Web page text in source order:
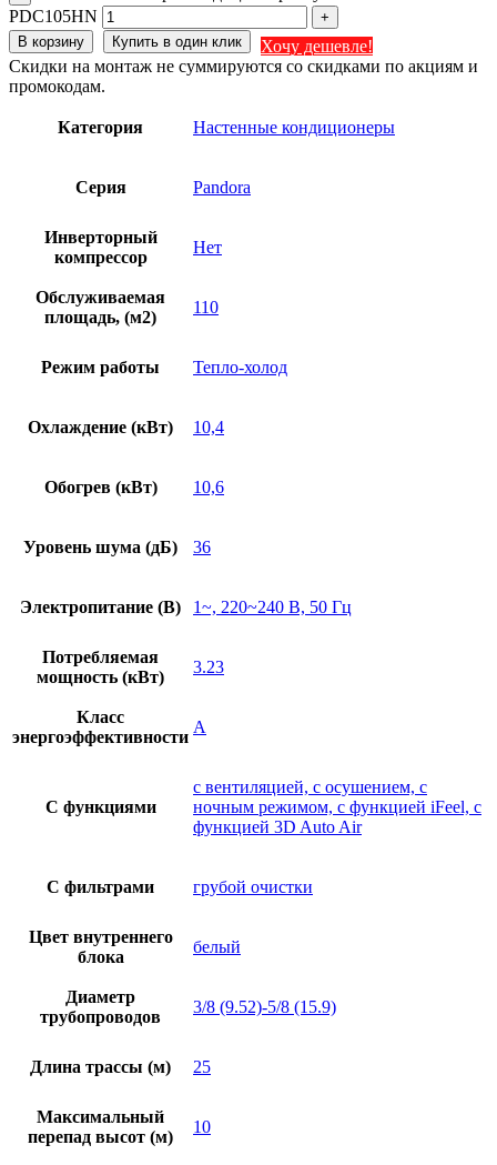
PDC105HN
В корзину Купить в один клик
Хочу дешевле!
Скидки на монтаж не суммируются со скидками по акциям и
промокодам.
Категория Настенные кондиционеры
Серия Pandora
Инверторный
компрессор
Нет
Обслуживаемая
площадь, (м2)
110
Режим работы Тепло-холод
Охлаждение (кВт) 10,4
Обогрев (кВт) 10,6
Уровень шума (дБ) 36
Электропитание (В) 1~, 220~240 В, 50 Гц
Потребляемая
мощность (кВт)
3.23
Класс
энергоэффективности
A
С функциями
с вентиляцией, с осушением, с
ночным режимом, с функцией iFeel, с
функцией 3D Auto Air
С фильтрами грубой очистки
Цвет внутреннего
блока
белый
Диаметр
трубопроводов
3/8 (9.52)-5/8 (15.9)
Длина трассы (м) 25
Максимальный
перепад высот (м)
10